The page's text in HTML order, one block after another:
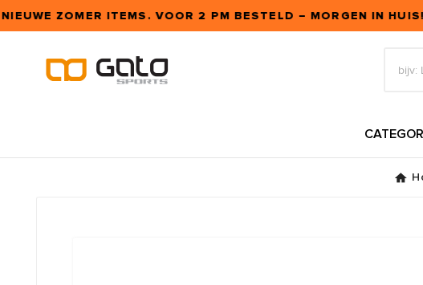
ZOMER ITEMS. VOOR 2 PM BESTELD – MORGEN IN HUIS!